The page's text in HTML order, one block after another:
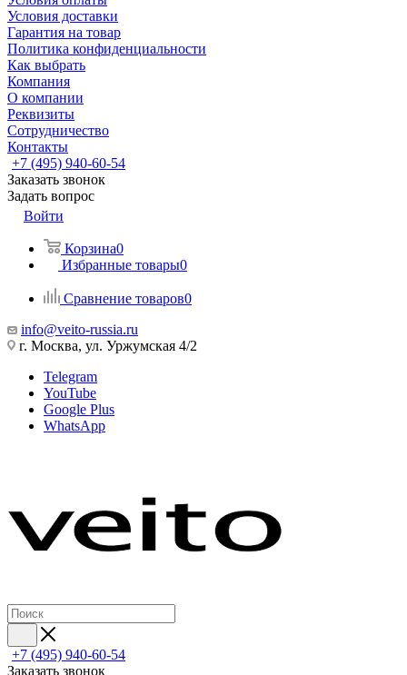
Условия доставки
Гарантия на товар
Политика конфиденциальности
Как выбрать
Компания
О компании
Реквизиты
Сотрудничество
Контакты
+7 (495) 940-60-54
Заказать звонок
Задать вопрос
Войти
Корзина0
Избранные товары0
Сравнение товаров0
info@veito-russia.ru
г. Москва, ул. Уржумская 4/2
Telegram
YouTube
Google Plus
WhatsApp
+7 (495) 940-60-54
Заказать звонок